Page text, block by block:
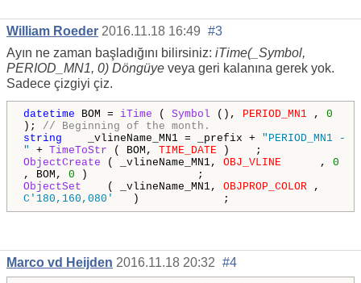
William Roeder 2016.11.18 16:49 #3
Ayın ne zaman başladığını bilirsiniz: iTime(_Symbol,
PERIOD_MN1, 0) Döngüye veya geri kalanına gerek yok.
Sadece çizgiyi çiz.
datetime BOM = iTime ( Symbol (), PERIOD_MN1 , 0
); // Beginning of the month.
string _vlineName_MN1 = _prefix + "PERIOD_MN1 -
"
+ TimeToStr ( BOM, TIME_DATE ) ;
ObjectCreate ( _vlineName_MN1, OBJ_VLINE , 0
, BOM, 0 ) ;
ObjectSet ( _vlineName_MN1, OBJPROP_COLOR ,
C'180,160,080'
) ;
Marco vd Heijden 2016.11.18 20:32 #4